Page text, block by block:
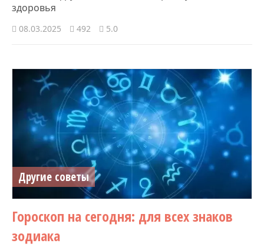
здоровья
08.03.2025 492 5.0
Другие советы
Гороскоп на сегодня: для всех знаков
зодиака